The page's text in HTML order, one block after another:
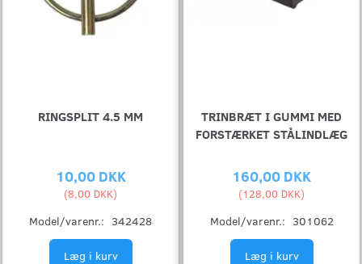
RINGSPLIT 4.5 MM
10,00 DKK
(8,00 DKK)
Model/varenr.: 342428
Læg i kurv
TRINBRÆT I GUMMI MED
FORSTÆRKET STÅLINDLÆG
160,00 DKK
(128,00 DKK)
Model/varenr.: 301062
Læg i kurv